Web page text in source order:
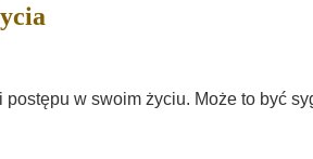
w swoim życiu. Może to być